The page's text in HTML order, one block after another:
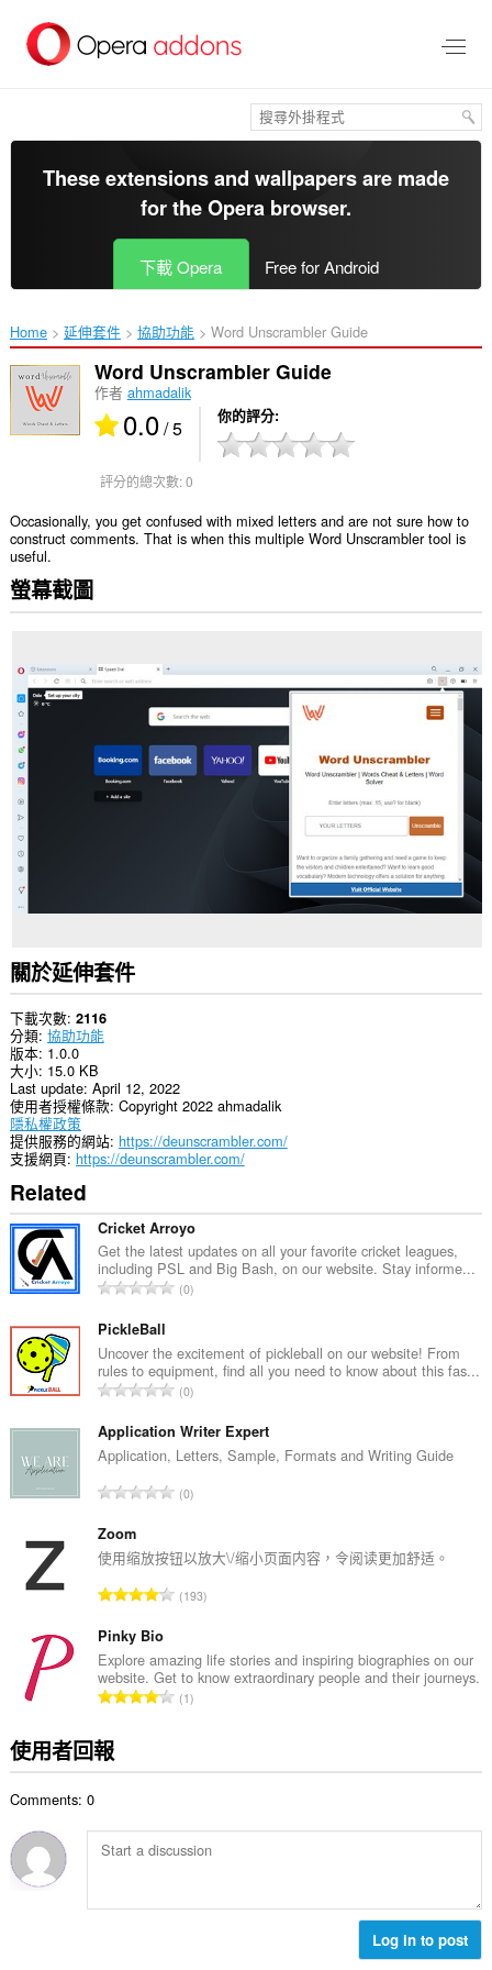
區
These extensions and wallpapers are made
for theOpera browser.
下載 Opera Free for Android
Home 延伸套件 協助功能 Word Unscrambler Guide‎
Word Unscrambler Guide
作者 ahmadalik
0.0/ 5 你的評分
評分的總次數:0
Occasionally, you get confused with mixed letters and are not sure how to
construct comments. That is when this multiple Word Unscrambler tool is
useful.
螢幕截圖
關於延伸套件
下載次數 2116
分類 協助功能
版本 1.0.0
大小 15.0 KB
Last update April 12, 2022
使用者授權條款 Copyright 2022 ahmadalik
隱私權政策
提供服務的網站 https://deunscrambler.com/
支援網頁 https://deunscrambler.com/
Related
Cricket Arroyo
Get the latest updates on all your favorite cricket leagues,
including PSL and Big Bash, on our website. Stay informe...
評
總
次
數
0
PickleBall
Uncover the excitement of pickleball on our website! From
rules to equipment, find all you need to know about this fas...
評
的
總
數
0
Application Writer Expert
Application, Letters, Sample, Formats and Writing Guide
評
總
數
0
Zoom
使用缩放按钮以放大\/缩小页面内容，令阅读更加舒适。
評
總
次
數
193
Pinky Bio
Explore amazing life stories and inspiring biographies on our
website. Get to know extraordinary people and their journeys.
評
:
1
使用者回報
Comments: 0
Log in to post